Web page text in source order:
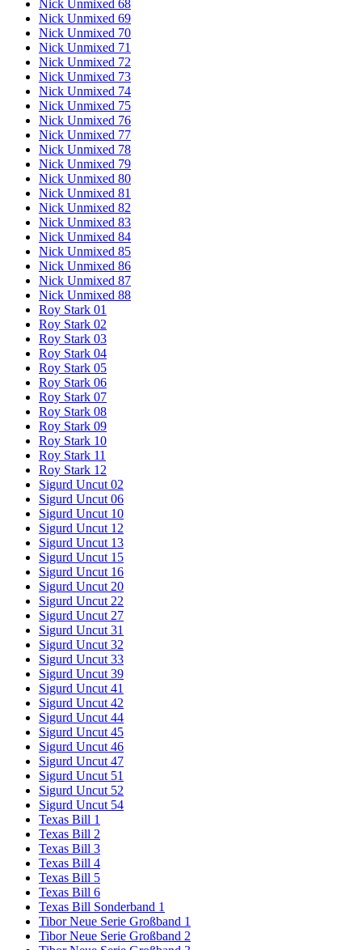
Nick Unmixed 68
Nick Unmixed 69
Nick Unmixed 70
Nick Unmixed 71
Nick Unmixed 72
Nick Unmixed 73
Nick Unmixed 74
Nick Unmixed 75
Nick Unmixed 76
Nick Unmixed 77
Nick Unmixed 78
Nick Unmixed 79
Nick Unmixed 80
Nick Unmixed 81
Nick Unmixed 82
Nick Unmixed 83
Nick Unmixed 84
Nick Unmixed 85
Nick Unmixed 86
Nick Unmixed 87
Nick Unmixed 88
Roy Stark 01
Roy Stark 02
Roy Stark 03
Roy Stark 04
Roy Stark 05
Roy Stark 06
Roy Stark 07
Roy Stark 08
Roy Stark 09
Roy Stark 10
Roy Stark 11
Roy Stark 12
Sigurd Uncut 02
Sigurd Uncut 06
Sigurd Uncut 10
Sigurd Uncut 12
Sigurd Uncut 13
Sigurd Uncut 15
Sigurd Uncut 16
Sigurd Uncut 20
Sigurd Uncut 22
Sigurd Uncut 27
Sigurd Uncut 31
Sigurd Uncut 32
Sigurd Uncut 33
Sigurd Uncut 39
Sigurd Uncut 41
Sigurd Uncut 42
Sigurd Uncut 44
Sigurd Uncut 45
Sigurd Uncut 46
Sigurd Uncut 47
Sigurd Uncut 51
Sigurd Uncut 52
Sigurd Uncut 54
Texas Bill 1
Texas Bill 2
Texas Bill 3
Texas Bill 4
Texas Bill 5
Texas Bill 6
Texas Bill Sonderband 1
Tibor Neue Serie Großband 1
Tibor Neue Serie Großband 2